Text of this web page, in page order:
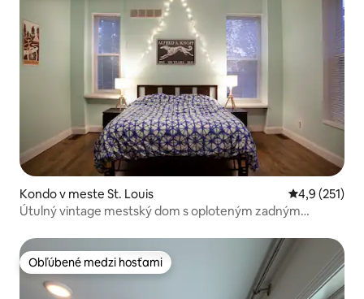
Kondo v meste St. Louis Priemerné
4,9 (251)
Útulný vintage mestský dom s oploteným zadným
Obľúbené medzi hosťami
Obľúbené medzi hosťami